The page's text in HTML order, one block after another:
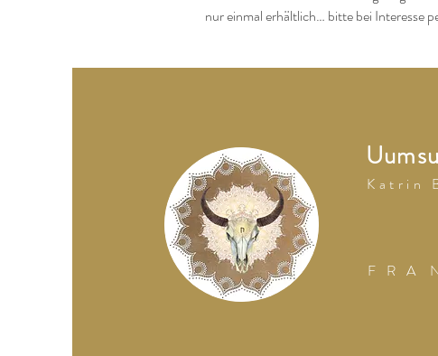
nur einmal erhältlich… bitte bei Interesse
K a t r i n
F R A